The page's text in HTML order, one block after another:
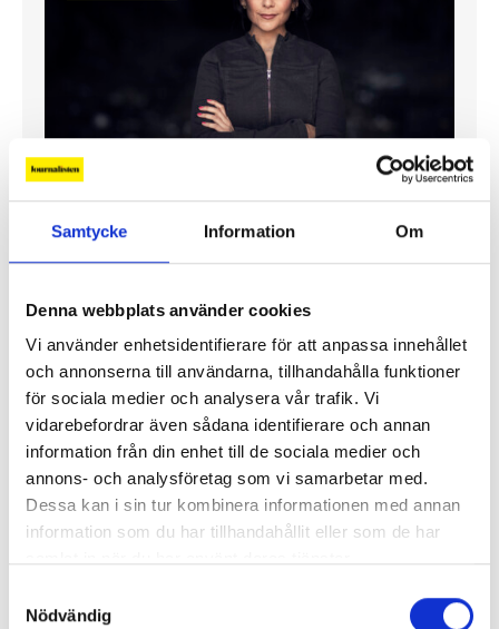
Samtycke Information Om
Denna webbplats använder cookies
Vi använder enhetsidentifierare för att anpassa innehållet
och annonserna till användarna, tillhandahålla funktioner
för sociala medier och analysera vår trafik. Vi
vidarebefordrar även sådana identifierare och annan
information från din enhet till de sociala medier och
annons- och analysföretag som vi samarbetar med.
Dessa kan i sin tur kombinera informationen med annan
information som du har tillhandahållit eller som de har
Nödvändig
”Jag vill att Mellanöstern ska
Fler profiler